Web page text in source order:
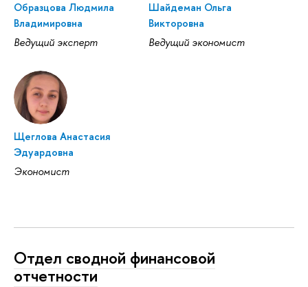
Образцова Людмила
Владимировна
Ведущий эксперт
Шайдеман Ольга
Викторовна
Ведущий экономист
Щеглова Анастасия
Эдуардовна
Экономист
Отдел сводной финансовой
отчетности